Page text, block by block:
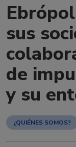
sus
de
y su
¿QUIÉNES SOMOS?